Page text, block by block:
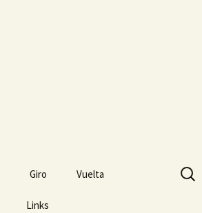
Giro Vuelta
Links
Search
for: